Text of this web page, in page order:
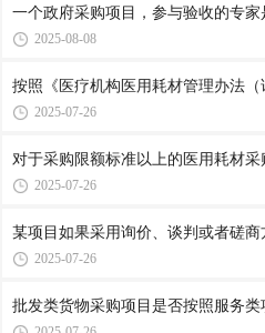
一个政府采购项目，参与验收的专家
2025-08-08
按照《医疗机构医用耗材管理办法
2025-07-26
对于采购限额标准以上的医用耗材
2025-07-26
某项目如果采用询价、谈判或者磋
2025-07-26
批发类货物采购项目是否按照服务